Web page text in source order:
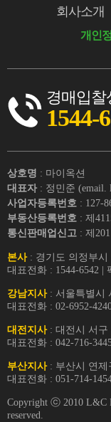
회사소개
개인
경매입찰
1544-
상호명 : 마이옥션
대표자 : 정민준 (email.
사업자등록번호 : 127-
부동산등록번호 : 제
통신판매업신고 : 제
본사: 경기도 의정부시
대표전화 : 1544-6542 |
강남지사: 서울특별시
대표전화 : 02-6952-
대전지사: 대전시 서구
대표전화 : 042-716-
부산지사: 부산시 연제
대표전화 : 051-714-
Copyright ⓒ 2010 L&C
reserved.